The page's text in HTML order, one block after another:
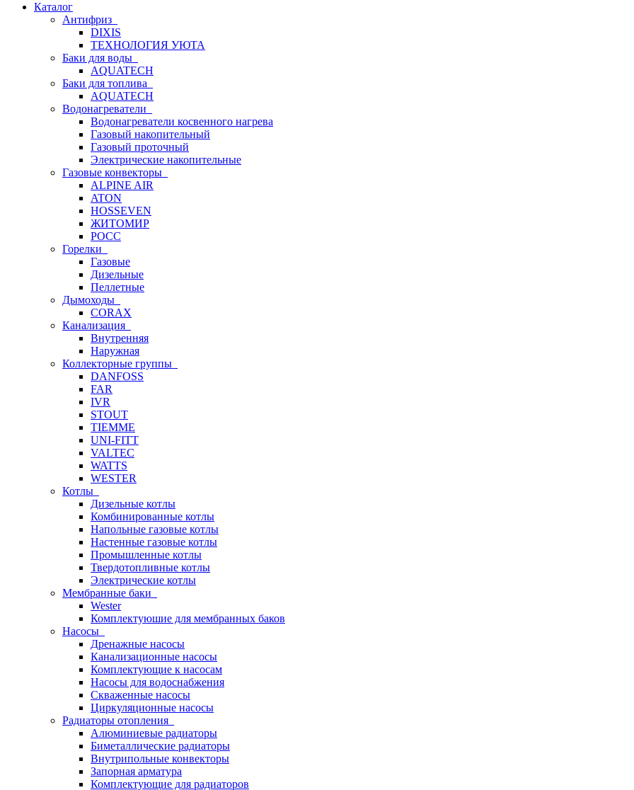
Каталог
Антифриз
DIXIS
ТЕХНОЛОГИЯ УЮТА
Баки для воды
AQUATECH
Баки для топлива
AQUATECH
Водонагреватели
Водонагреватели косвенного нагрева
Газовый накопительный
Газовый проточный
Электрические накопительные
Газовые конвекторы
ALPINE AIR
ATON
HOSSEVEN
ЖИТОМИР
РОСС
Горелки
Газовые
Дизельные
Пеллетные
Дымоходы
CORAX
Канализация
Внутренняя
Наружная
Коллекторные группы
DANFOSS
FAR
IVR
STOUT
TIEMME
UNI-FITT
VALTEC
WATTS
WESTER
Котлы
Дизельные котлы
Комбинированные котлы
Напольные газовые котлы
Настенные газовые котлы
Промышленные котлы
Твердотопливные котлы
Электрические котлы
Мембранные баки
Wester
Комплектуюшие для мембранных баков
Насосы
Дренажные насосы
Канализационные насосы
Комплектующие к насосам
Насосы для водоснабжения
Скваженные насосы
Циркуляционные насосы
Радиаторы отопления
Алюминиевые радиаторы
Биметаллические радиаторы
Внутрипольные конвекторы
Запорная арматура
Комплектующие для радиаторов